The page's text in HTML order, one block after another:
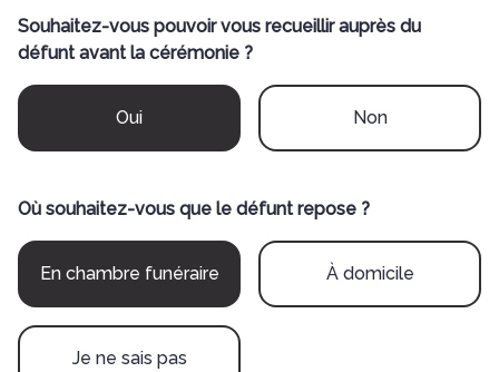
Souhaitez-vous pouvoir vous recueillir auprès du
défunt avant la cérémonie ?
Oui Non
Où souhaitez-vous que le défunt repose ?
En chambre funéraire À domicile
Je ne sais pas